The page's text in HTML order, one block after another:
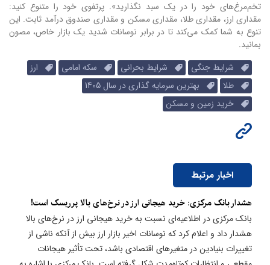
تخم‌مرغ‌های خود را در یک سبد نگذارید». پرتفوی خود را متنوع کنید:
مقداری ارز، مقداری طلا، مقداری مسکن و مقداری صندوق درآمد ثابت. این
تنوع به شما کمک می‌کند تا در برابر نوسانات شدید یک بازار خاص، مصون
بمانید.
شرایط جنگی
شرایط بحرانی سکه امامی
ارز
طلا
بهترین سرمایه گذاری در سال 1405
خرید زمین و مسکن
اخبار مرتبط
هشدار بانک مرکزی: خرید هیجانی ارز در نرخ‌های بالا پرریسک است!
بانک مرکزی در اطلاعیه‌ای نسبت به خرید هیجانی ارز در نرخ‌های بالا
هشدار داد و اعلام کرد که نوسانات اخیر بازار ارز بیش از آنکه ناشی از
تغییرات بنیادین در متغیرهای اقتصادی باشد، تحت تأثیر هیجانات